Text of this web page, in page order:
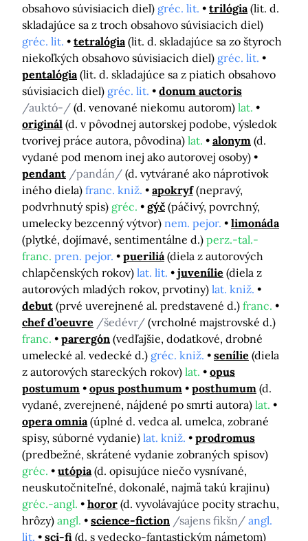
obsahovo súvisiacich diel) gréc. lit. trilógia (lit. d.
skladajúce sa z troch obsahovo súvisiacich diel)
gréc. lit.
tetralógia (lit. d. skladajúce sa zo štyroch
niekoľkých obsahovo súvisiacich diel) gréc. lit.
pentalógia (lit. d. skladajúce sa z piatich obsahovo
súvisiacich diel) gréc. lit.
donum auctoris
/auktó-/ (d. venované niekomu autorom) lat.
originál (d. v pôvodnej autorskej podobe, výsledok
tvorivej práce autora, pôvodina) lat. alonym (d.
vydané pod menom inej ako autorovej osoby)
pendant /pandán/ (d. vytvárané ako náprotivok
iného diela) franc. kniž. apokryf (nepravý,
podvrhnutý spis) gréc. gýč (páčivý, povrchný,
umelecky bezcenný výtvor) nem. pejor.
limonáda
(plytké, dojímavé, sentimentálne d.) perz.-tal.-
franc. pren. pejor. pueriliá (diela z autorových
chlapčenských rokov) lat. lit. juvenílie (diela z
autorových mladých rokov, prvotiny) lat. kniž.
debut (prvé uverejnené al. predstavené d.) franc.
chef d’oeuvre /šedévr/ (vrcholné majstrovské d.)
franc.
parergón (vedľajšie, dodatkové, drobné
umelecké al. vedecké d.) gréc. kniž. senílie (diela
z autorových stareckých rokov) lat.
opus
postumum
opus posthumum posthumum (d.
vydané, zverejnené, nájdené po smrti autora) lat.
opera omnia (úplné d. vedca al. umelca, zobrané
spisy, súborné vydanie) lat. kniž.
prodromus
(predbežné, skrátené vydanie zobraných spisov)
gréc.
utópia (d. opisujúce niečo vysnívané,
neuskutočniteľné, dokonalé, najmä takú krajinu)
gréc.-angl.
horor (d. vyvolávajúce pocity strachu,
hrôzy) angl. science-fiction /sajens fikšn/ angl.
lit.
sci-fi (d. s vedecko-fantastickým námetom)